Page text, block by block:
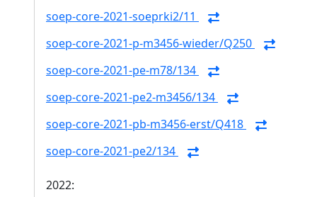
soep-core-2021-soeprki2/11
soep-core-2021-p-m3456-wieder/Q250
soep-core-2021-pe-m78/134
soep-core-2021-pe2-m3456/134
soep-core-2021-pb-m3456-erst/Q418
soep-core-2021-pe2/134
2022: